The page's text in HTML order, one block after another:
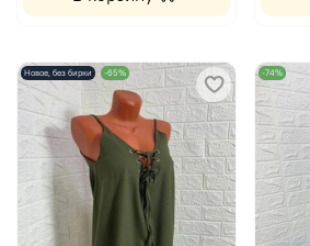
Новое, без бирки -65% -74%